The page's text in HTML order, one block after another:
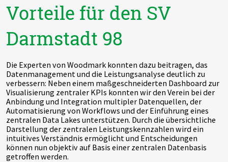
Vorteile für den SV
Darmstadt 98
Die Experten von Woodmark konnten dazu beitragen, das
Datenmanagement und die Leistungsanalyse deutlich zu
verbessern: Neben einem maßgeschneiderten Dashboard zur
Visualisierung zentraler KPIs konnten wir den Verein bei der
Anbindung und Integration multipler Datenquellen, der
Automatisierung von Workflows und der Einführung eines
zentralen Data Lakes unterstützen. Durch die übersichtliche
Darstellung der zentralen Leistungskennzahlen wird ein
intuitives Verständnis ermöglicht und Entscheidungen
können nun objektiv auf Basis einer zentralen Datenbasis
getroffen werden.